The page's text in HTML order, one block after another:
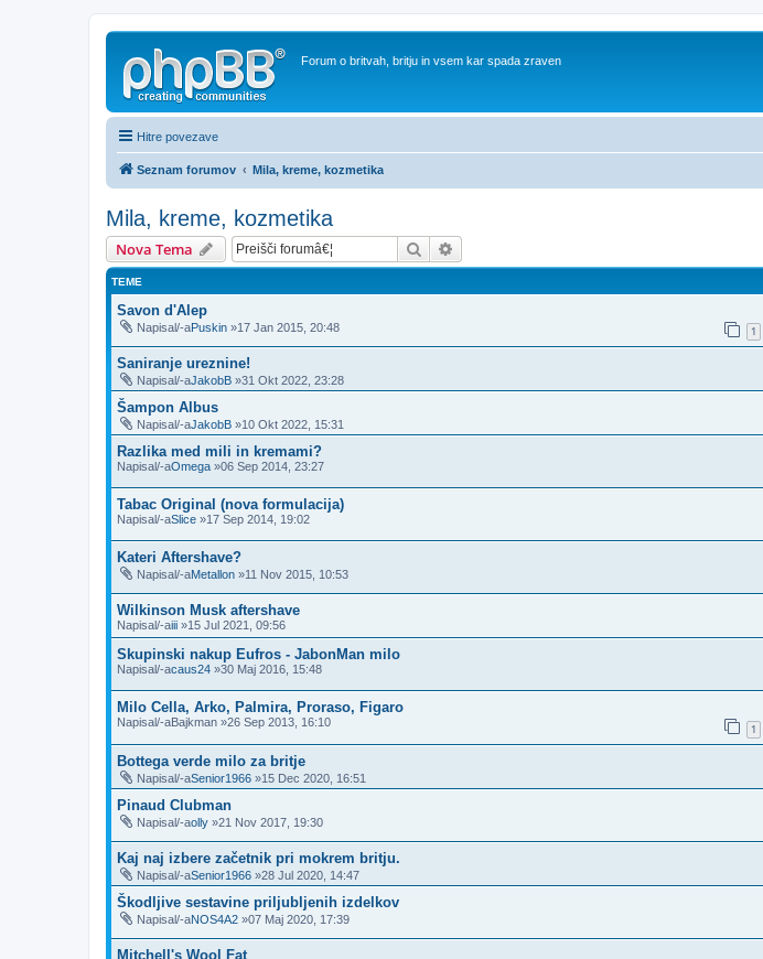
Forum o britvah, britju in vsem kar spada zraven
Hitre povezave
Seznam forumov Mila, kreme, kozmetika
Mila, kreme, kozmetika
Nova Tema Iskanje
TEME
Savon d'Alep
Napisal/-aPuskin »17 Jan 2015, 20:48 1
Saniranje ureznine!
Napisal/-aJakobB »31 Okt 2022, 23:28
Šampon Albus
Napisal/-aJakobB »10 Okt 2022, 15:31
Razlika med mili in kremami?
Napisal/-aOmega »06 Sep 2014, 23:27
Tabac Original (nova formulacija)
Napisal/-aSlice »17 Sep 2014, 19:02
Kateri Aftershave?
Napisal/-aMetallon »11 Nov 2015, 10:53
Wilkinson Musk aftershave
Napisal/-aiii »15 Jul 2021, 09:56
Skupinski nakup Eufros - JabonMan milo
Napisal/-acaus24 »30 Maj 2016, 15:48
Milo Cella, Arko, Palmira, Proraso, Figaro
Napisal/-aBajkman »26 Sep 2013, 16:10 1
Bottega verde milo za britje
Napisal/-aSenior1966 »15 Dec 2020, 16:51
Pinaud Clubman
Napisal/-aolly »21 Nov 2017, 19:30
Kaj naj izbere začetnik pri mokrem britju.
Napisal/-aSenior1966 »28 Jul 2020, 14:47
Škodljive sestavine priljubljenih izdelkov
Napisal/-aNOS4A2 »07 Maj 2020, 17:39
Mitchell's Wool Fat